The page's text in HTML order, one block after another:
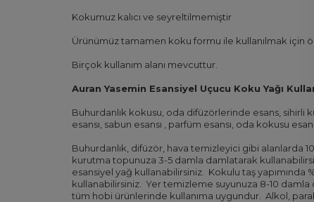
Kokumuz kalıcı ve seyreltilmemiştir
Ürünümüz tamamen koku formu ile kullanılmak için
Birçok kullanım alanı mevcuttur.
Auran Yasemin Esansiyel Uçucu Koku Yağı
Buhurdanlık kokusu, oda difüzörlerinde esans,
esansı, sabun esansı , parfüm esansı, oda kokusu
Buhurdanlık, difüzör, hava temizleyici gibi alanlarda
kurutma topunuza 3-5 damla damlatarak
esansiyel yağ kullanabilirsiniz.
Kokulu taş yapımında
kullanabilirsiniz. Yer temizleme suyunuza 8-10 damla
tüm hobi ürünlerinde kullanıma uygundur. Alkol,